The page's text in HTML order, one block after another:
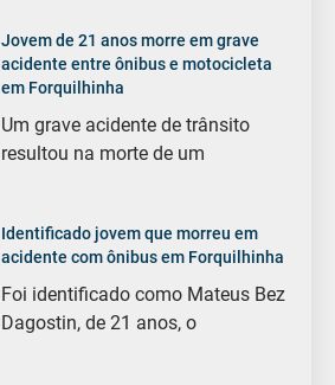
Jovem de 21 anos morre em grave
acidente entre ônibus e motocicleta
em Forquilhinha
Um grave acidente de trânsito
resultou na morte de um
Identificado jovem que morreu em
acidente com ônibus em Forquilhinha
Foi identificado como Mateus Bez
Dagostin, de 21 anos, o